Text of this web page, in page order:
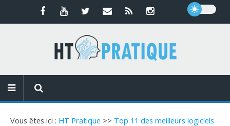
Vous êtes ici : HT Pratique >> Top 11 des meilleurs logiciels